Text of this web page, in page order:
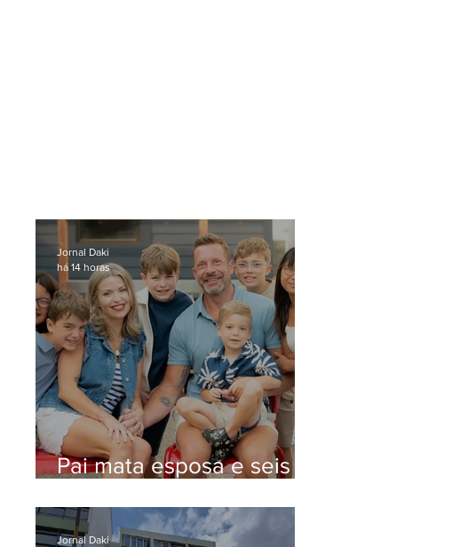
Pai mata esposa e seis
funeral
Jornal Daki
há 14 horas
Jornal Daki